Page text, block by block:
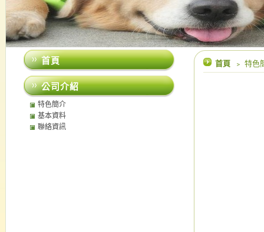
首頁 ﹥ 特色
首頁
公司介紹
特色簡介
基本資料
聯絡資訊